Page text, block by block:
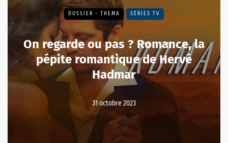
DOSSIER - THEMA SÉRIES TV
On regarde ou pas ? Romance, la
pépite romantique de Hervé
Hadmar
31 octobre 2023